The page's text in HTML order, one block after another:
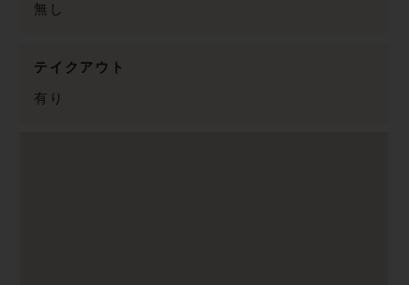
無し
テイクアウト
有り